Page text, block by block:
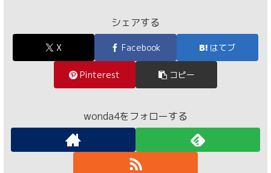
シェアする
X Facebook はてブ
Pinterest コピー
wonda4をフォローする